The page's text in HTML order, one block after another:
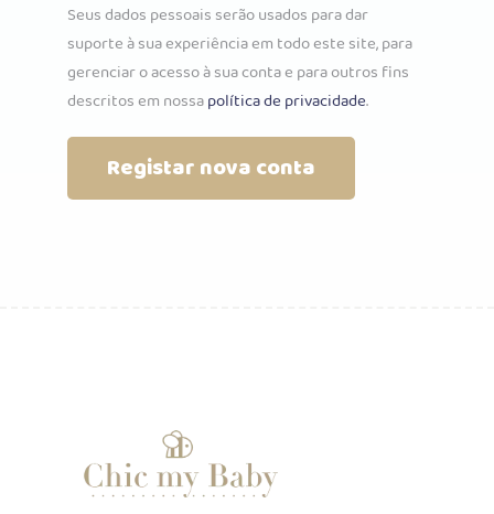
Seus dados pessoais serão usados para dar
suporte à sua experiência em todo este site, para
gerenciar o acesso à sua conta e para outros fins
descritos em nossapolítica de privacidade.
Registar nova conta